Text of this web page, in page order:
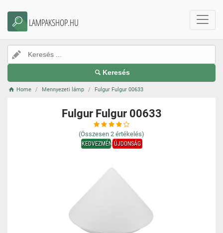
LAMPAKSHOP.HU
Keresés
Home Mennyezeti lámp Fulgur Fulgur 00633
Fulgur Fulgur 00633
(Összesen 2 értékelés)
KEDVEZMÉNYÚJDONSÁG